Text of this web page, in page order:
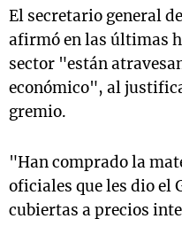
El secretario general
afirmó en las últimas
sector "están
económico", al
gremio.
"Han comprado la
oficiales que les dio el
cubiertas a precios